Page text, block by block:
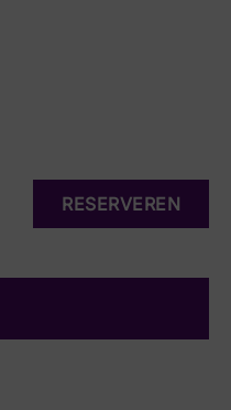
RESERVEREN